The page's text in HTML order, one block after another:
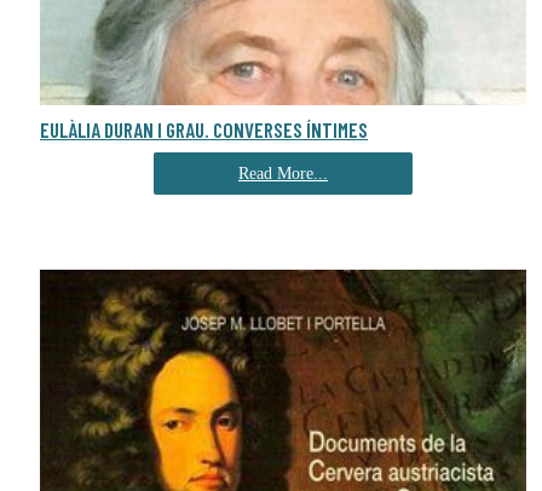
EULÀLIA DURAN I GRAU. CONVERSES ÍNTIMES
Read More...